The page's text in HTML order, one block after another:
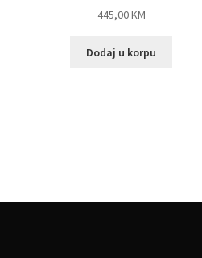
445,00KM
Dodaj u korpu